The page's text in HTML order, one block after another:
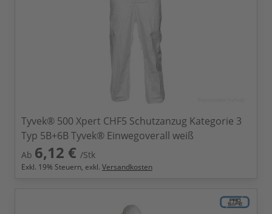
Tyvek® 500 Xpert CHF5 Schutzanzug Kategorie 3
Typ 5B+6B Tyvek® Einwegoverall weiß
Ab 6,12 € /Stk
Exkl. 19% Steuern, exkl. Versandkosten